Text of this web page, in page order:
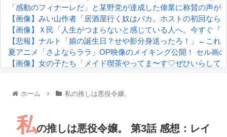
「感動のフィナーレだ」と某野党が達成した偉業に称賛の声
【画像】みい山作者「居酒屋行く奴はバカ。ホストの初回な
【画像】Ｘ民「人生がつまらないと感じている人へ。今すぐ
【悲報】ナルト「娘の誕生日？せや影分身送ったろ！」←これ
夏アニメ「さよならララ」OP映像のメイキング公開！ セル画
【画像】女の子たち「メイド喫茶やってま〜す♡ぜひいらして
『進撃の巨人』で一番面白いところってｗｗｗｗｗ
るろうに剣心 -明治剣客浪漫譚- 京都動乱 第33話の感想
同盟、帝国、フェザーン。生まれるなら何処がいいか問題！
ホーム 私の推しは悪役令嬢。
私の推しは悪役令嬢。 第3話 感想：レイ